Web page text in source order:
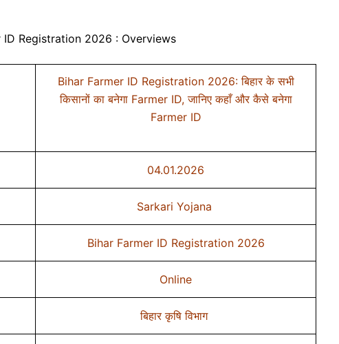
ID Registration 2026 : Overviews
Bihar Farmer ID Registration 2026: बिहार के सभी
किसानों का बनेगा Farmer ID, जानिए कहाँ और कैसे बनेगा
Farmer ID
04.01.2026
Sarkari Yojana
Bihar Farmer ID Registration 2026
Online
बिहार कृषि विभाग